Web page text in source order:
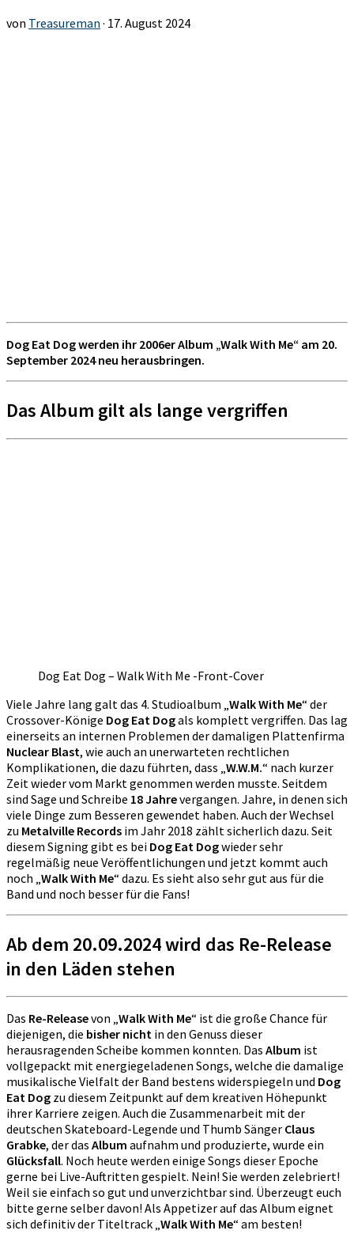
von Treasureman · 17. August 2024
Dog Eat Dog werden ihr 2006er Album „Walk With Me“ am 20.
September 2024 neu herausbringen.
Das Album gilt als lange vergriffen
Dog Eat Dog – Walk With Me -Front-Cover
Viele Jahre lang galt das 4. Studioalbum „ Walk With Me“ der
Crossover-Könige Dog Eat Dogals komplett vergriffen. Das lag
einerseits an internen Problemen der damaligen Plattenfirma
Nuclear Blast, wie auch an unerwarteten rechtlichen
Komplikationen, die dazu führten, dass „ W.W.M.“ nach kurzer
Zeit wieder vom Markt genommen werden musste. Seitdem
sind Sage und Schreibe 18 Jahrevergangen. Jahre, in denen sich
viele Dinge zum Besseren gewendet haben. Auch der Wechsel
zu Metalville Records im Jahr 2018 zählt sicherlich dazu. Seit
diesem Signing gibt es bei Dog Eat Dogwieder sehr
regelmäßig neue Veröffentlichungen und jetzt kommt auch
noch „ Walk With Me“ dazu. Es sieht also sehr gut aus für die
Band und noch besser für die Fans!
Ab dem 20.09.2024 wird das Re-Release
in den Läden stehen
Das Re-Releasevon „Walk With Me“ ist die große Chance für
diejenigen, die bisher nicht in den Genuss dieser
herausragenden Scheibe kommen konnten. Das Album ist
vollgepackt mit energiegeladenen Songs, welche die damalige
musikalische Vielfalt der Band bestens widerspiegeln und Dog
Eat Dog zu diesem Zeitpunkt auf dem kreativen Höhepunkt
ihrer Karriere zeigen. Auch die Zusammenarbeit mit der
deutschen Skateboard-Legende und Thumb Sänger Claus
Grabke, der das Album aufnahm und produzierte, wurde ein
Glücksfall. Noch heute werden einige Songs dieser Epoche
gerne bei Live-Auftritten gespielt. Nein! Sie werden zelebriert!
Weil sie einfach so gut und unverzichtbar sind. Überzeugt euch
bitte gerne selber davon! Als Appetizer auf das Album eignet
sich definitiv der Titeltrack „Walk With Me“ am besten!